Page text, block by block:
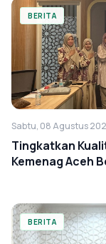
BERITA
Sabtu, 08 Agustus
Tingkatkan
Kemenag Aceh
BERITA